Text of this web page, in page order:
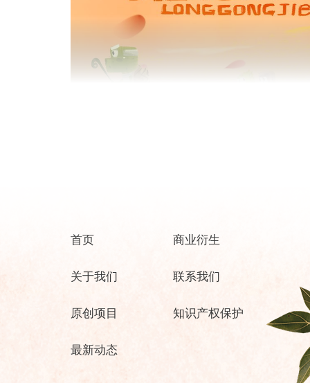
首页
关于我们
原创项目
最新动态
商业衍生
联系我们
知识产权保护